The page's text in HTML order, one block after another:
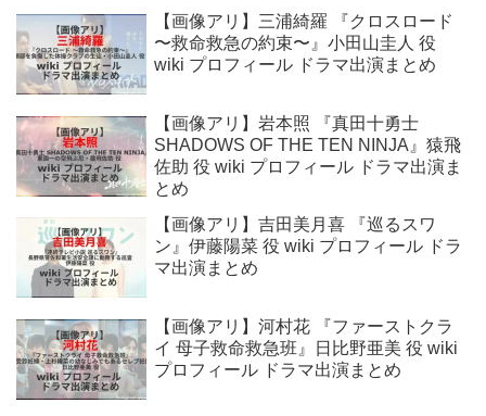
【画像アリ】三浦綺羅 『クロスロード
〜救命救急の約束〜』小田山圭人 役
wiki プロフィール ドラマ出演まとめ
【画像アリ】岩本照 『真田十勇士
SHADOWS OF THE TEN NINJA』猿飛
佐助 役 wiki プロフィール ドラマ出演ま
とめ
【画像アリ】吉田美月喜 『巡るスワ
ン』伊藤陽菜 役 wiki プロフィール ドラ
マ出演まとめ
【画像アリ】河村花 『ファーストクラ
イ 母子救命救急班』日比野亜美 役 wiki
プロフィール ドラマ出演まとめ